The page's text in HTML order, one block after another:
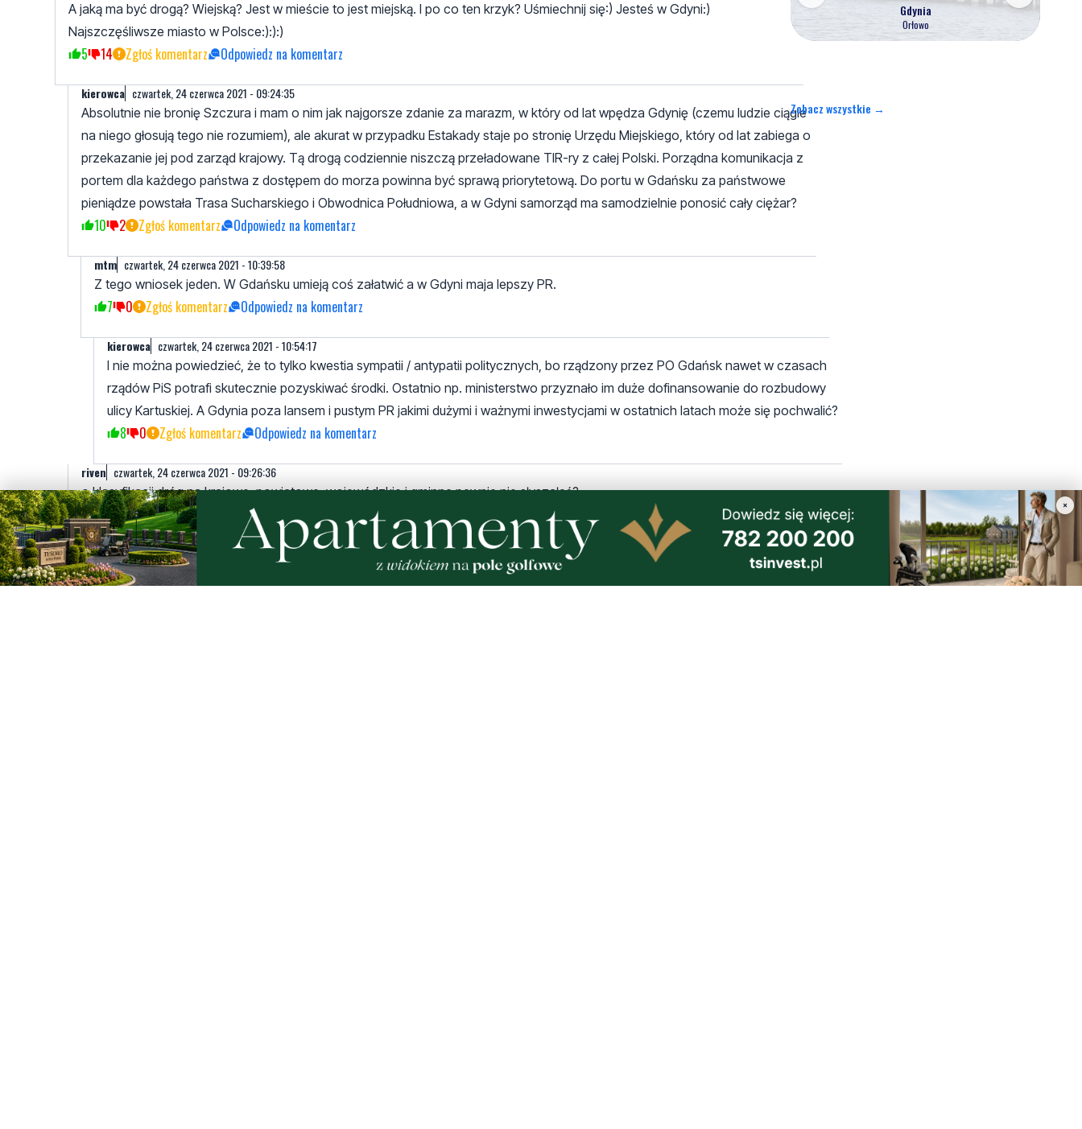
A jaką ma być drogą? Wiejską? Jest w mieście to jest miejską. I po co ten krzyk? Uśmiechnij się:) Jesteś w Gdyni:)
Najszczęśliwsze miasto w Polsce:):):)
5 14 Zgłoś komentarz Odpowiedz na komentarz
kierowca czwartek, 24 czerwca 2021 - 09:24:35
Absolutnie nie bronię Szczura i mam o nim jak najgorsze zdanie za marazm, w który od lat wpędza Gdynię (czemu ludzie ciągle
na niego głosują tego nie rozumiem), ale akurat w przypadku Estakady staje po stronię Urzędu Miejskiego, który od lat zabiega o
przekazanie jej pod zarząd krajowy. Tą drogą codziennie niszczą przeładowane TIR-ry z całej Polski. Porządna komunikacja z
portem dla każdego państwa z dostępem do morza powinna być sprawą priorytetową. Do portu w Gdańsku za państwowe
pieniądze powstała Trasa Sucharskiego i Obwodnica Południowa, a w Gdyni samorząd ma samodzielnie ponosić cały ciężar?
10 2 Zgłoś komentarz Odpowiedz na komentarz
mtm czwartek, 24 czerwca 2021 - 10:39:58
Z tego wniosek jeden. W Gdańsku umieją coś załatwić a w Gdyni maja lepszy PR.
7 0 Zgłoś komentarz Odpowiedz na komentarz
kierowca czwartek, 24 czerwca 2021 - 10:54:17
I nie można powiedzieć, że to tylko kwestia sympatii / antypatii politycznych, bo rządzony przez PO Gdańsk nawet w czasach
rządów PiS potrafi skutecznie pozyskiwać środki. Ostatnio np. ministerstwo przyznało im duże dofinansowanie do rozbudowy
ulicy Kartuskiej. A Gdynia poza lansem i pustym PR jakimi dużymi i ważnymi inwestycjami w ostatnich latach może się pochwalić?
8 0 Zgłoś komentarz Odpowiedz na komentarz
riven czwartek, 24 czerwca 2021 - 09:26:36
o klasyfikacji dróg na krajowe, powiatowe, wojewódzkie i gminne pewnie nie słyszałeś?
7 0 Zgłoś komentarz Odpowiedz na komentarz
arab czwartek, 24 czerwca 2021 - 08:13:40
Rok w rok ta estakada jest remontowana. Już dawno powinni to zamknąć, zaorać i nową postawić.
Gdynia
Orłowo
Zobacz wszystkie →
×